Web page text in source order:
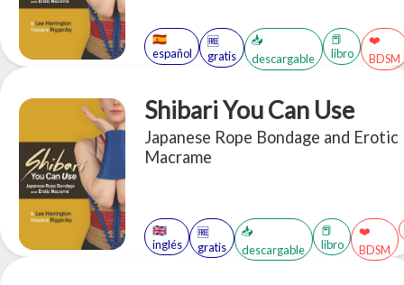
🇪🇸
español
🆓
gratis
📥
descargable
📕
libro
❤️
BDSM
Shibari You Can Use
Japanese Rope Bondage and Erotic
Macrame
🇬🇧
inglés
🆓
gratis
📥
descargable
📕
libro
❤️
BDSM